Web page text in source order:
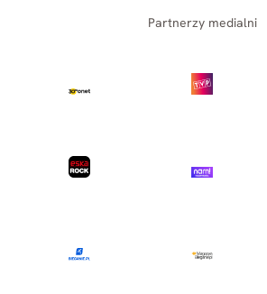
Partnerzy medialni